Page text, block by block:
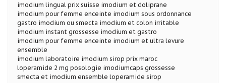
imodium lingual prix suisse imodium et doliprane
imodium pour femme enceinte imodium sous ordonnance
gastro imodium ou smecta imodium et colon irritable
imodium instant grossesse imodium et gastro
imodium pour femme enceinte imodium et ultra levure
ensemble
imodium laboratoire imodium sirop prix maroc
loperamide 2 mg posologie imodiumcaps grossesse
smecta et imodium ensemble loperamide sirop